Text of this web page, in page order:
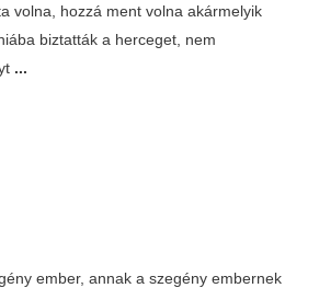
volna, hozzá ment volna akármelyik
biztatták a herceget, nem
...
ember, annak a szegény embernek